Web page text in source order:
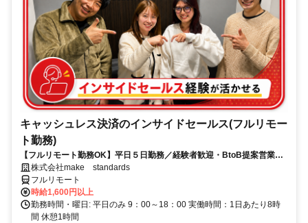
キャッシュレス決済のインサイドセールス(フルリモー
ト勤務)
【フルリモート勤務OK】平日５日勤務／経験者歓迎・BtoB提案営業で
スキルアップ
株式会社make standards
フルリモート
時給1,600円以上
勤務時間・曜日: 平日のみ 9：00～18：00 実働時間：1日あたり8時
間 休憩1時間